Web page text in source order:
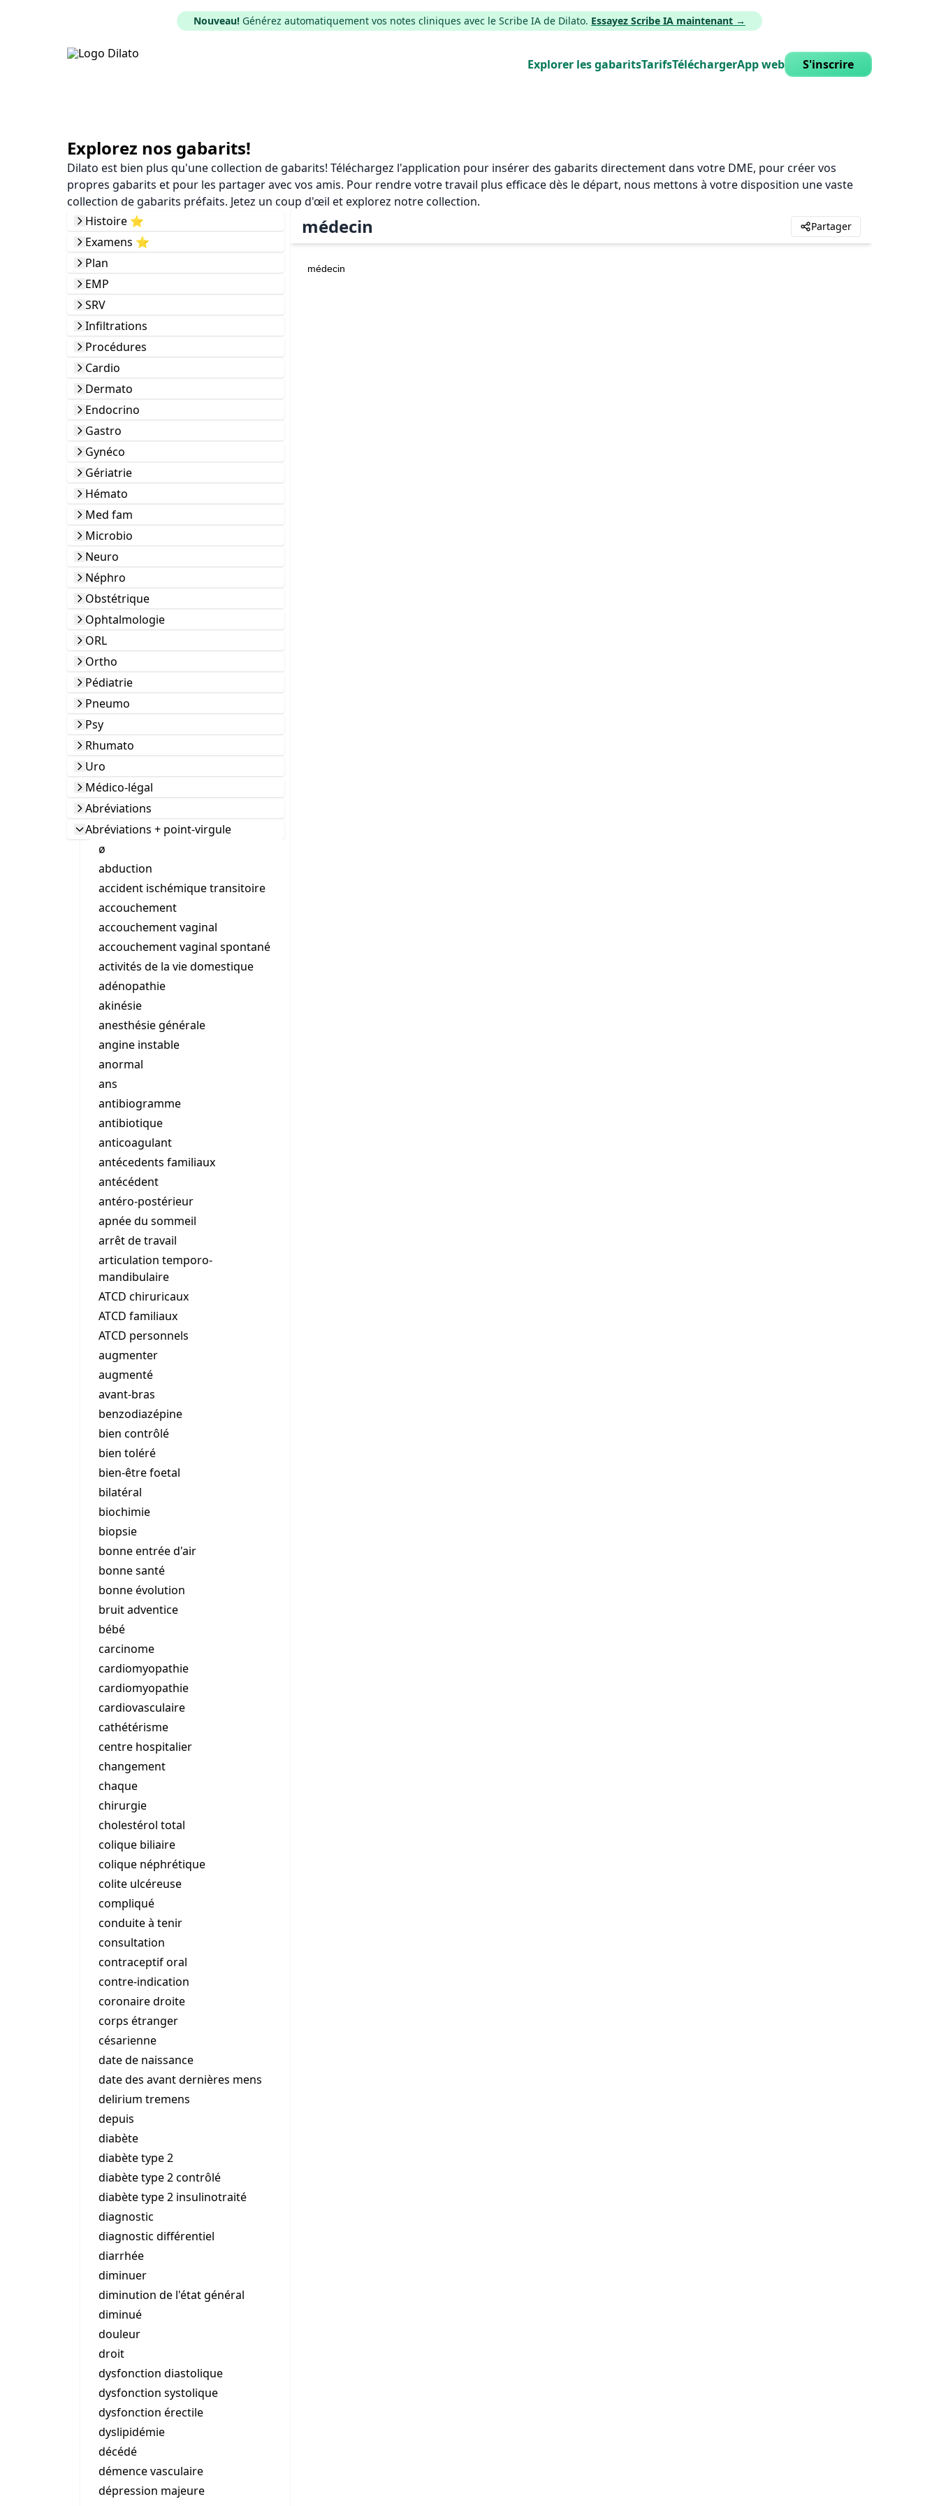
Nouveau! Générez automatiquement vos notes cliniques avec le Scribe IA de Dilato. Essayez Scribe IA maintenant →
Explorer les gabaritsTarifsTéléchargerApp web S'inscrire
Explorez nos gabarits!
Dilato est bien plus qu'une collection de gabarits! Téléchargez l'application pour insérer des gabarits directement dans votre DME, pour créer vos
propres gabarits et pour les partager avec vos amis. Pour rendre votre travail plus efficace dès le départ, nous mettons à votre disposition une vaste
collection de gabarits préfaits. Jetez un coup d'œil et explorez notre collection.
Histoire ⭐️
Examens ⭐️
Plan
EMP
SRV
Infiltrations
Procédures
Cardio
Dermato
Endocrino
Gastro
Gynéco
Gériatrie
Hémato
Med fam
Microbio
Neuro
Néphro
Obstétrique
Ophtalmologie
ORL
Ortho
Pédiatrie
Pneumo
Psy
Rhumato
Uro
Médico-légal
Abréviations
Abréviations + point-virgule
ø
abduction
accident ischémique transitoire
accouchement
accouchement vaginal
accouchement vaginal spontané
activités de la vie domestique
adénopathie
akinésie
anesthésie générale
angine instable
anormal
ans
antibiogramme
antibiotique
anticoagulant
antécedents familiaux
antécédent
antéro-postérieur
apnée du sommeil
arrêt de travail
articulation temporo-
mandibulaire
ATCD chiruricaux
ATCD familiaux
ATCD personnels
augmenter
augmenté
avant-bras
benzodiazépine
bien contrôlé
bien toléré
bien-être foetal
bilatéral
biochimie
biopsie
bonne entrée d'air
bonne santé
bonne évolution
bruit adventice
bébé
carcinome
cardiomyopathie
cardiomyopathie
cardiovasculaire
cathétérisme
centre hospitalier
changement
chaque
chirurgie
cholestérol total
colique biliaire
colique néphrétique
colite ulcéreuse
compliqué
conduite à tenir
consultation
contraceptif oral
contre-indication
coronaire droite
corps étranger
césarienne
date de naissance
date des avant dernières mens
delirium tremens
depuis
diabète
diabète type 2
diabète type 2 contrôlé
diabète type 2 insulinotraité
diagnostic
diagnostic différentiel
diarrhée
diminuer
diminution de l'état général
diminué
douleur
droit
dysfonction diastolique
dysfonction systolique
dysfonction érectile
dyslipidémie
décédé
démence vasculaire
dépression majeure
médecin Partager
médecin